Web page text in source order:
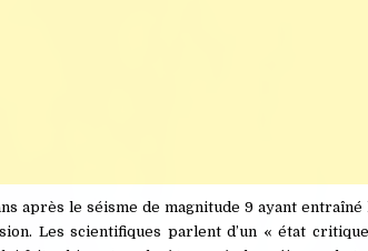
après le séisme de magnitude 9 ayant
Les scientifiques parlent d’un « état